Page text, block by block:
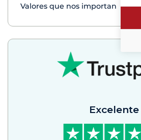
Valores que nos importan
Excelente